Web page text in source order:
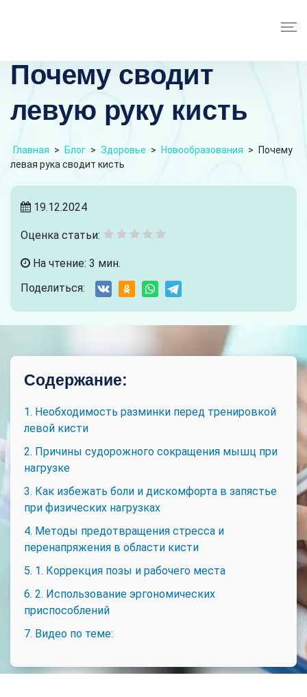
Почему сводит
левую руку кисть
Главная > Блог > Здоровье > Новообразования >
Почему
левая рука сводит кисть
19.12.2024
Оценка статьи:
На чтение: 3 мин.
Поделиться:
Содержание:
1. Необходимость разминки перед тренировкой
левой кисти
2. Причины судорожного сокращения мышц при
нагрузке
3. Как избежать боли и дискомфорта в запястье
при физических нагрузках
4. Методы предотвращения стресса и
перенапряжения в области кисти
5. 1. Коррекция позы и рабочего места
6. 2. Использование эргономических
приспособлений
7. Видео по теме: